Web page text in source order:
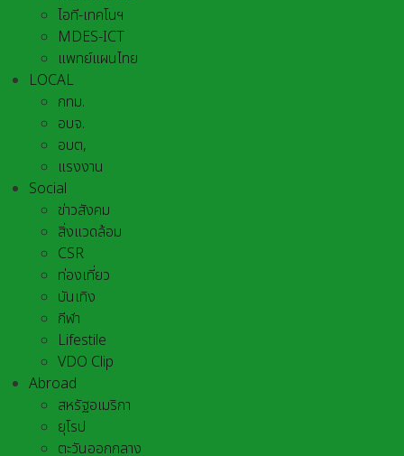
ไอที-เทคโนฯ
MDES-ICT
แพทย์แผนไทย
LOCAL
กทม.
อบจ.
อบต,
แรงงาน
Social
ข่าวสังคม
สิ่งแวดล้อม
CSR
ท่องเที่ยว
บันเทิง
กีฬา
Lifestile
VDO Clip
Abroad
สหรัฐอเมริกา
ยุโรป
ตะวันออกกลาง